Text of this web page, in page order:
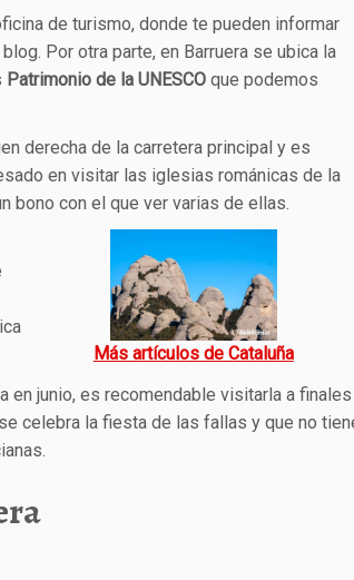
de turismo, donde te pueden informar
Por otra parte, en Barruera se ubica la
Patrimonio de la UNESCO que podemos
derecha de la carretera principal y es
en visitar las iglesias románicas de la
bono con el que ver varias de ellas.
Más artículos de Cataluña
en junio, es recomendable visitarla a finales
celebra la fiesta de las fallas y que no